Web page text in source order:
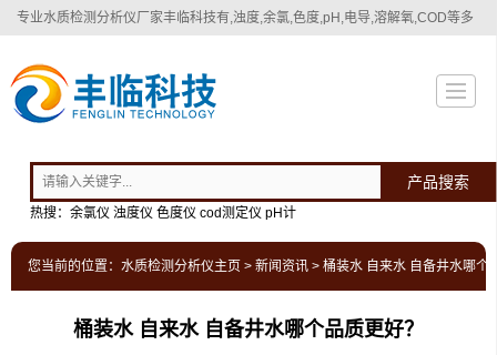
专业水质检测分析仪厂家丰临科技有,浊度,余氯,色度,pH,电导,溶解氧,COD等多
产品搜索
热搜：余氯仪 浊度仪 色度仪 cod测定仪 pH计
您当前的位置： 水质检测分析仪主页 > 新闻资讯 > 桶装水 自来水 自备井水哪个
桶装水 自来水 自备井水哪个品质更好？